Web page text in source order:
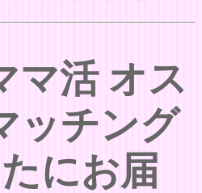
マ活 オス
ッチング
にお届